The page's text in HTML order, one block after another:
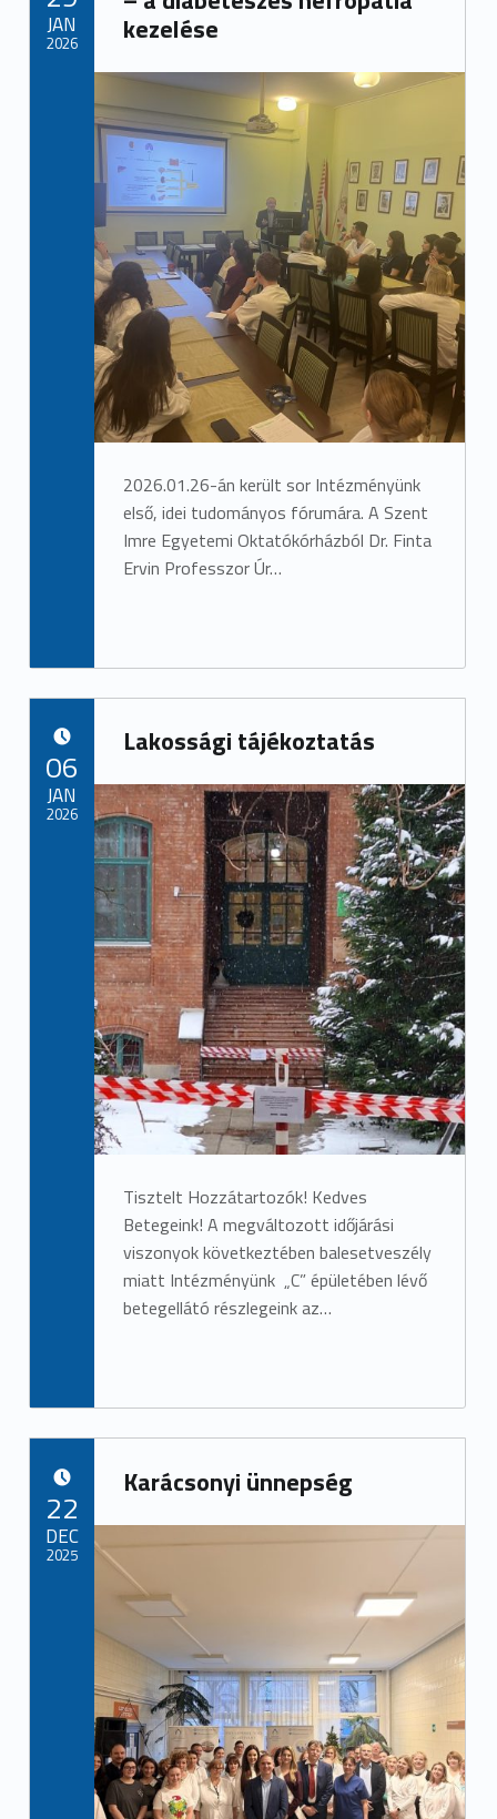
kezelése
2026.01.26-án került sor Intézményünk
első, idei tudományos fórumára. A Szent
Imre Egyetemi Oktatókórházból Dr. Finta
Ervin Professzor Úr…
JAN
2026
Lakossági tájékoztatás
Tisztelt Hozzátartozók! Kedves
Betegeink! A megváltozott időjárási
viszonyok következtében balesetveszély
miatt Intézményünk „C” épületében lévő
betegellátó részlegeink az…
06
JAN
2026
Karácsonyi ünnepség
22
DEC
2025